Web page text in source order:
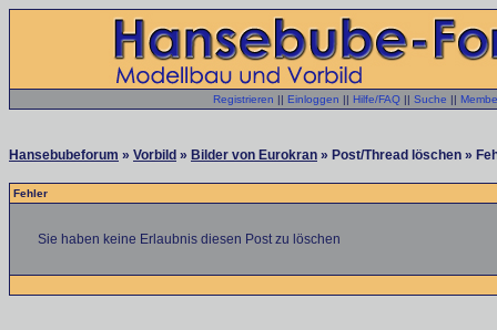
Registrieren || Einloggen || Hilfe/FAQ || Suche ||
Hansebubeforum » Vorbild » Bilder von Eurokran » Post/Thread löschen »
Fehler
Sie haben keine Erlaubnis diesen Post zu löschen